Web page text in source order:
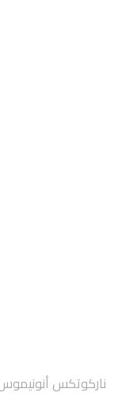
ناركوتكس